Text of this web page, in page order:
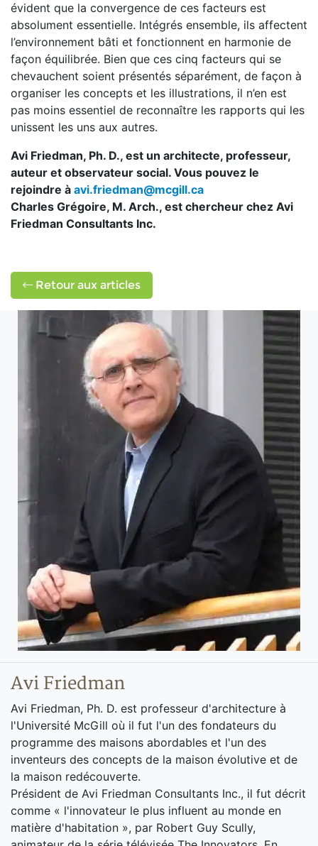
évident que la convergence de ces facteurs est
absolument essentielle. Intégrés ensemble, ils affectent
l’environnement bâti et fonctionnent en harmonie de
façon équilibrée. Bien que ces cinq facteurs qui se
chevauchent soient présentés séparément, de façon à
organiser les concepts et les illustrations, il n’en est
pas moins essentiel de reconnaître les rapports qui les
unissent les uns aux autres.
Avi Friedman, Ph. D., est un architecte, professeur,
auteur et observateur social. Vous pouvez le
rejoindre à avi.friedman@mcgill.ca
Charles Grégoire, M. Arch., est chercheur chez Avi
Friedman Consultants Inc.
Retour aux articles
Avi Friedman
Avi Friedman, Ph. D. est professeur d'architecture à
l'Université McGill où il fut l'un des fondateurs du
programme des maisons abordables et l'un des
inventeurs des concepts de la maison évolutive et de
la maison redécouverte.
Président de Avi Friedman Consultants Inc., il fut décrit
comme « l'innovateur le plus influent au monde en
matière d'habitation », par Robert Guy Scully,